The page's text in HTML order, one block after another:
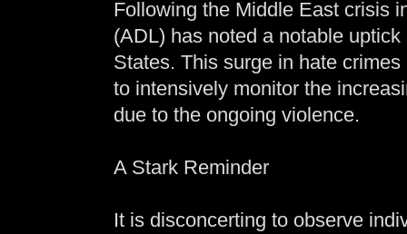
Following the Middle East crisis
(ADL) has noted a notable
States. This surge in hate
to intensively monitor the
due to the ongoing violence.
A Stark Reminder
It is disconcerting to observe